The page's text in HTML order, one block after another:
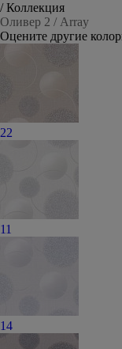
/ Коллекция
Оливер 2 / Array
Оцените другие
22
11
14